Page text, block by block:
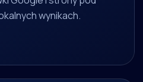
wynikach.